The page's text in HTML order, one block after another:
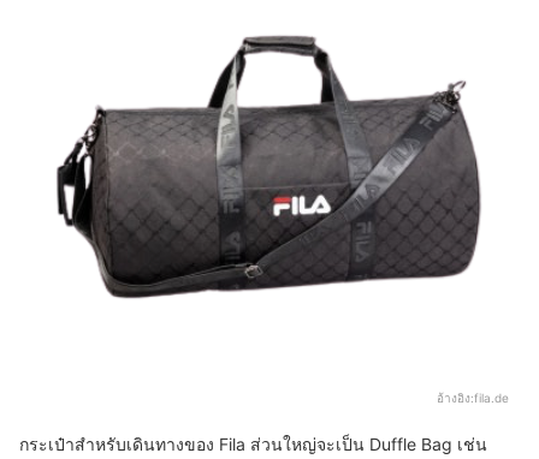
อ้างอิง:fila.de
กระเป๋าสำหรับเดินทางของ Fila ส่วนใหญ่จะเป็น Duffle Bag เช่น